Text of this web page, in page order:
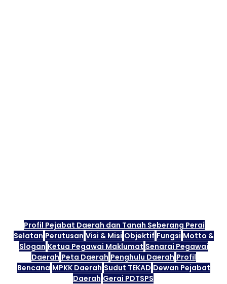
Profil Pejabat Daerah dan Tanah Seberang Perai
Selatan Perutusan Visi & Misi Objektif Fungsi Motto &
Slogan Ketua Pegawai Maklumat Senarai Pegawai
Daerah Peta Daerah Penghulu Daerah Profil
Bencana MPKK Daerah Sudut TEKAD Dewan Pejabat
Daerah Gerai PDTSPS